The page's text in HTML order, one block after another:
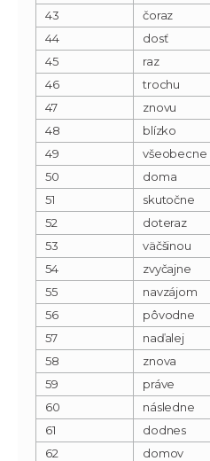
43
čoraz
44
dosť
45
raz
46
trochu
47
znovu
48
blízko
49
všeobecne
50
doma
51
skutočne
52
doteraz
53
väčšinou
54
zvyčajne
55
navzájom
56
pôvodne
57
naďalej
58
znova
59
práve
60
následne
61
dodnes
62
domov